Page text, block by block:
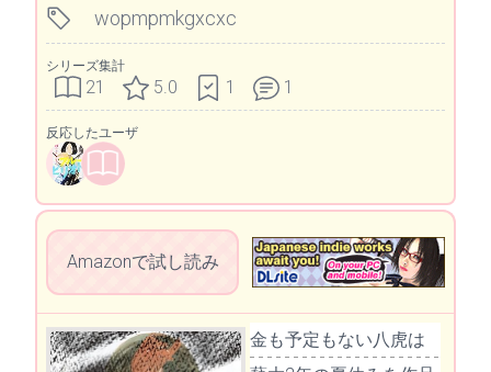
wopmpmkgxcxc
シリーズ集計
21 5.0 1 1
反応したユーザ
Amazonで試し読み
金も予定もない八虎は